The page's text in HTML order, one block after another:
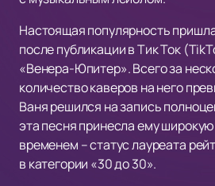
Настоящая популярность
после публикации в Тик Ток
«Венера-Юпитер». Всего за
количество каверов на него
Ваня решился на запись
эта песня принесла ему
временем – статус лауреата
в категории «30 до 30».